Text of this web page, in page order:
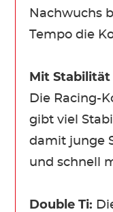
Nachwuchs
Tempo die
Mit
Die Racing-
gibt viel
damit junge
und schnell
Double Ti: